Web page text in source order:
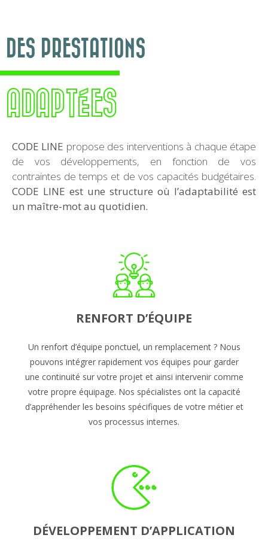
DES PRESTATIONS
ADAPTÉES
CODE LINE propose des interventions à chaque étape
de vos développements, en fonction de vos
contraintes de temps et de vos capacités budgétaires.
CODE LINE est une structure où l’adaptabilité est
un maître-mot au quotidien.
RENFORT D’ÉQUIPE
Un renfort d’équipe ponctuel, un remplacement ? Nous
pouvons intégrer rapidement vos équipes pour garder
une continuité sur votre projet et ainsi intervenir comme
votre propre équipage. Nos spécialistes ont la capacité
d’appréhender les besoins spécifiques de votre métier et
vos processus internes.
DÉVELOPPEMENT D’APPLICATION